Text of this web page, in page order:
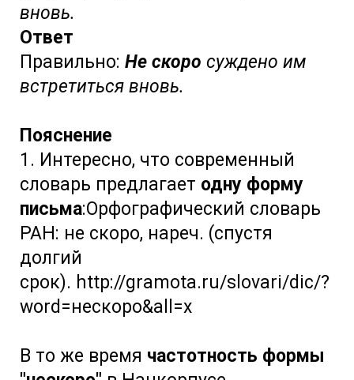
вновь.
Ответ
Правильно: Не скоро суждено им
встретиться вновь.
Пояснение
1. Интересно, что современный
словарь предлагает одну форму
письма:Орфографический словарь
РАН: не скоро, нареч. (спустя
долгий
срок). http://gramota.ru/slovari/dic/?
word=нескоро&all=x
В то же время частотность формы